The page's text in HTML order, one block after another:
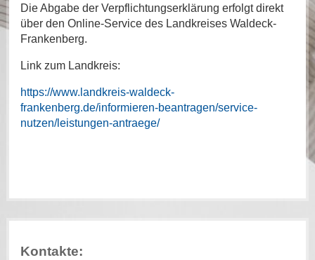
Die Abgabe der Verpflichtungserklärung erfolgt direkt
über den Online-Service des Landkreises Waldeck-
Frankenberg.
Link zum Landkreis:
https://www.landkreis-waldeck-
frankenberg.de/informieren-beantragen/service-
nutzen/leistungen-antraege/
Kontakte: